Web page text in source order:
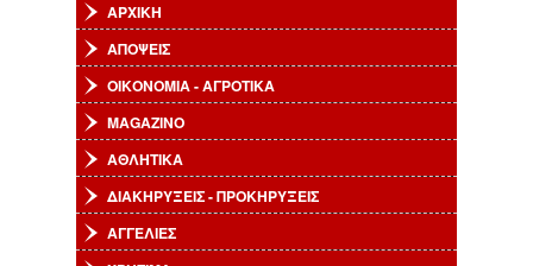
ΑΡΧΙΚΗ
ΑΠΟΨΕΙΣ
ΟΙΚΟΝΟΜΙΑ - ΑΓΡΟΤΙΚΑ
MAGAZINO
ΑΘΛΗΤΙΚΑ
ΔΙΑΚΗΡΥΞΕΙΣ - ΠΡΟΚΗΡΥΞΕΙΣ
ΑΓΓΕΛΙΕΣ